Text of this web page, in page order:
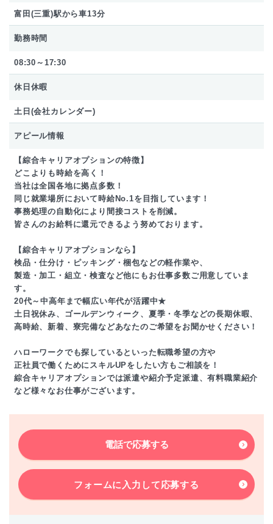
富田(三重)駅から車13分
勤務時間
08:30～17:30
休日休暇
土日(会社カレンダー)
アピール情報
【綜合キャリアオプションの特徴】
どこよりも時給を高く！
当社は全国各地に拠点多数！
同じ就業場所において時給No.1を目指しています！
事務処理の自動化により間接コストを削減。
皆さんのお給料に還元できるよう努めております。
【綜合キャリアオプションなら】
検品・仕分け・ピッキング・梱包などの軽作業や、
製造・加工・組立・検査など他にもお仕事多数ご用意していま
す。
20代～中高年まで幅広い年代が活躍中★
土日祝休み、ゴールデンウィーク、夏季・冬季などの長期休暇、
高時給、新着、寮完備などあなたのご希望をお聞かせください！
ハローワークでも探しているといった転職希望の方や
正社員で働くためにスキルUPをしたい方もご相談を！
綜合キャリアオプションでは派遣や紹介予定派遣、有料職業紹介
など様々なお仕事がございます。
電話で応募する
フォームに入力して応募する